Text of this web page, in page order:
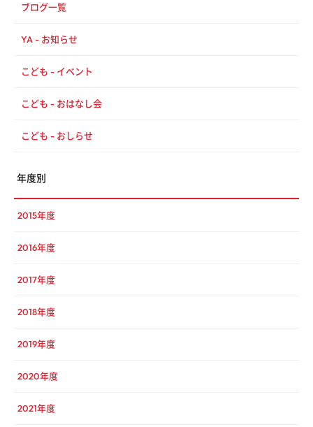
ブログ一覧
YA - お知らせ
こども - イベント
こども - おはなし会
こども - おしらせ
年度別
2015年度
2016年度
2017年度
2018年度
2019年度
2020年度
2021年度